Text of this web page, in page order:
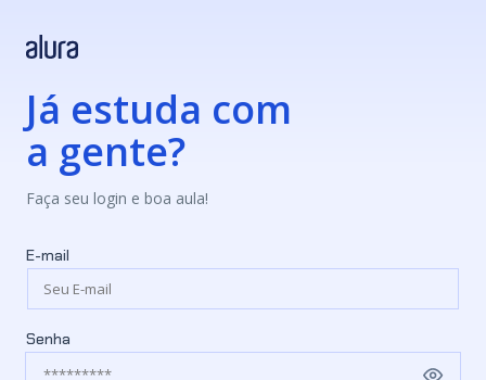
Já estuda com
a gente?
Faça seu login e boa aula!
E-mail
Senha